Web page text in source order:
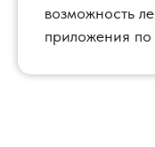
возможность
приложения